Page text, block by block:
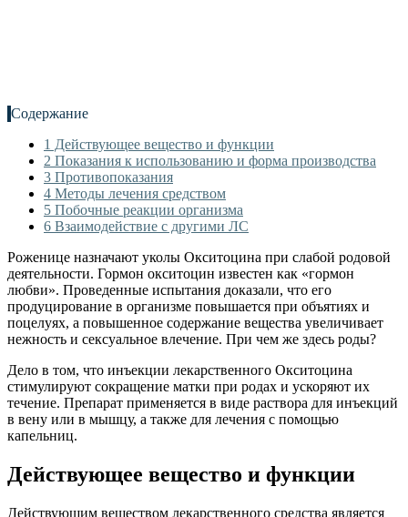
Содержание
1 Действующее вещество и функции
2 Показания к использованию и форма производства
3 Противопоказания
4 Методы лечения средством
5 Побочные реакции организма
6 Взаимодействие с другими ЛС
Роженице назначают уколы Окситоцина при слабой родовой
деятельности. Гормон окситоцин известен как «гормон
любви». Проведенные испытания доказали, что его
продуцирование в организме повышается при объятиях и
поцелуях, а повышенное содержание вещества увеличивает
нежность и сексуальное влечение. При чем же здесь роды?
Дело в том, что инъекции лекарственного Окситоцина
стимулируют сокращение матки при родах и ускоряют их
течение. Препарат применяется в виде раствора для инъекций
в вену или в мышцу, а также для лечения с помощью
капельниц.
Действующее вещество и функции
Действующим веществом лекарственного средства является